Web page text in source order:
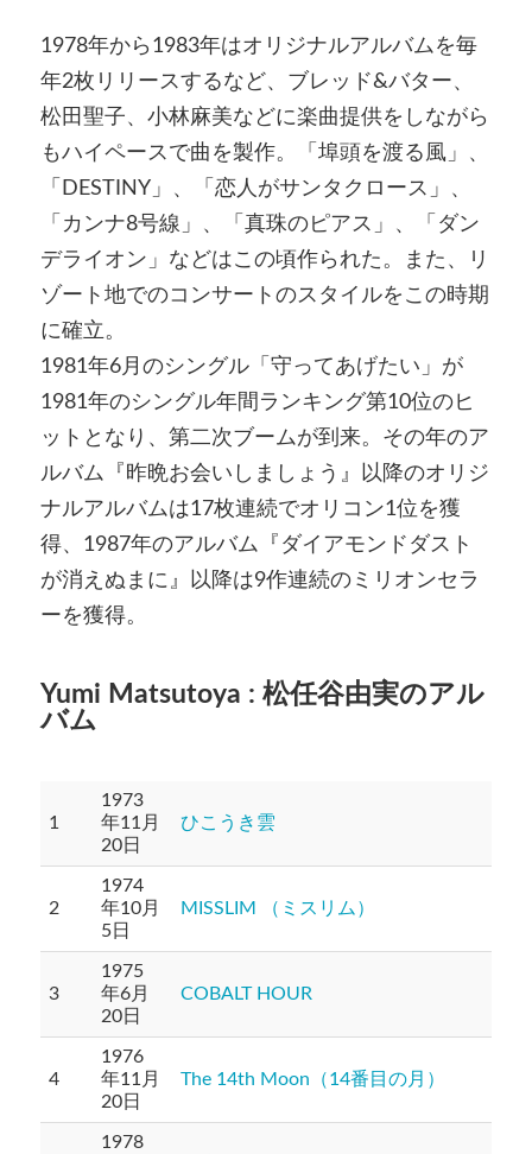
1978年から1983年はオリジナルアルバムを毎
年2枚リリースするなど、ブレッド&バター、
松田聖子、小林麻美などに楽曲提供をしながら
もハイペースで曲を製作。「埠頭を渡る風」、
「DESTINY」、「恋人がサンタクロース」、
「カンナ8号線」、「真珠のピアス」、「ダン
デライオン」などはこの頃作られた。また、リ
ゾート地でのコンサートのスタイルをこの時期
に確立。
1981年6月のシングル「守ってあげたい」が
1981年のシングル年間ランキング第10位のヒ
ットとなり、第二次ブームが到来。その年のア
ルバム『昨晩お会いしましょう』以降のオリジ
ナルアルバムは17枚連続でオリコン1位を獲
得、1987年のアルバム『ダイアモンドダスト
が消えぬまに』以降は9作連続のミリオンセラ
ーを獲得。
Yumi Matsutoya : 松任谷由実のアル
バム
1
1973
年11月
20日
ひこうき雲
2
1974
年10月
5日
MISSLIM （ミスリム）
3
1975
年6月
20日
COBALT HOUR
4
1976
年11月
20日
The 14th Moon（14番目の月）
1978